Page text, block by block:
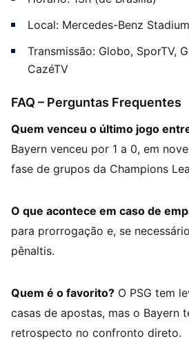
Local: Mercedes-Benz
Transmissão: Globo, SporTV,
CazéTV
FAQ – Perguntas Frequentes
Quem venceu o último jogo
Bayern venceu por 1 a 0, em
fase de grupos da Champions
O que acontece em caso de
para prorrogação e, se
pênaltis.
Quem é o favorito? O PSG tem
casas de apostas, mas o Bayern
retrospecto no confronto direto.